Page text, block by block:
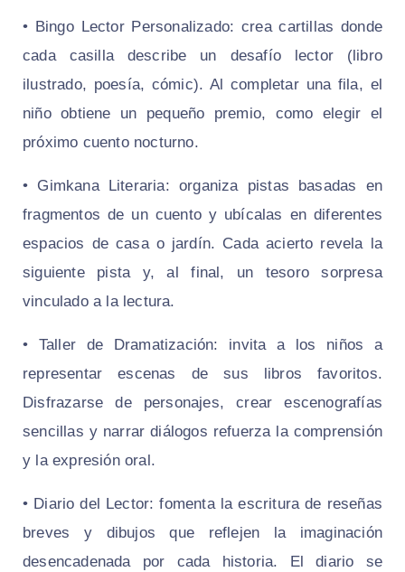
• Bingo Lector Personalizado: crea cartillas donde
cada casilla describe un desafío lector (libro
ilustrado, poesía, cómic). Al completar una fila, el
niño obtiene un pequeño premio, como elegir el
próximo cuento nocturno.
• Gimkana Literaria: organiza pistas basadas en
fragmentos de un cuento y ubícalas en diferentes
espacios de casa o jardín. Cada acierto revela la
siguiente pista y, al final, un tesoro sorpresa
vinculado a la lectura.
• Taller de Dramatización: invita a los niños a
representar escenas de sus libros favoritos.
Disfrazarse de personajes, crear escenografías
sencillas y narrar diálogos refuerza la comprensión
y la expresión oral.
• Diario del Lector: fomenta la escritura de reseñas
breves y dibujos que reflejen la imaginación
desencadenada por cada historia. El diario se